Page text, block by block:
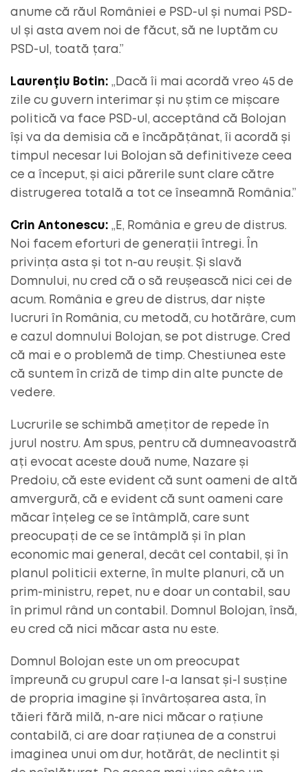
anume că răul României e PSD-ul și numai PSD-
ul și asta avem noi de făcut, să ne luptăm cu
PSD-ul, toată țara.”
Laurențiu Botin: „Dacă îi mai acordă vreo 45 de
zile cu guvern interimar și nu știm ce mișcare
politică va face PSD-ul, acceptând că Bolojan
își va da demisia că e încăpățânat, îi acordă și
timpul necesar lui Bolojan să definitiveze ceea
ce a început, și aici părerile sunt clare către
distrugerea totală a tot ce înseamnă România.”
Crin Antonescu: „E, România e greu de distrus.
Noi facem eforturi de generații întregi. În
privința asta și tot n-au reușit. Și slavă
Domnului, nu cred că o să reușească nici cei de
acum. România e greu de distrus, dar niște
lucruri în România, cu metodă, cu hotărâre, cum
e cazul domnului Bolojan, se pot distruge. Cred
că mai e o problemă de timp. Chestiunea este
că suntem în criză de timp din alte puncte de
vedere.
Lucrurile se schimbă amețitor de repede în
jurul nostru. Am spus, pentru că dumneavoastră
ați evocat aceste două nume, Nazare și
Predoiu, că este evident că sunt oameni de altă
amvergură, că e evident că sunt oameni care
măcar înțeleg ce se întâmplă, care sunt
preocupați de ce se întâmplă și în plan
economic mai general, decât cel contabil, și în
planul politicii externe, în multe planuri, că un
prim-ministru, repet, nu e doar un contabil, sau
în primul rând un contabil. Domnul Bolojan, însă,
eu cred că nici măcar asta nu este.
Domnul Bolojan este un om preocupat
împreună cu grupul care l-a lansat și-l susține
de propria imagine și învârtoșarea asta, în
tăieri fără milă, n-are nici măcar o rațiune
contabilă, ci are doar rațiunea de a construi
imaginea unui om dur, hotărât, de neclintit și